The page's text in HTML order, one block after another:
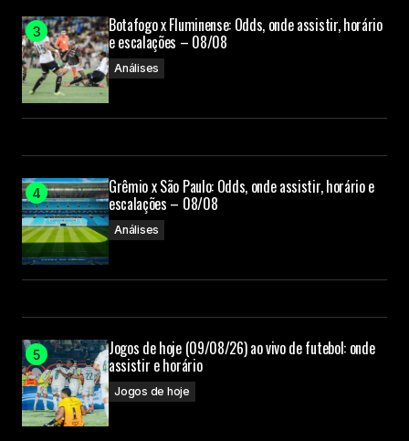
Botafogo x Fluminense: Odds, onde assistir, horário
e escalações – 08/08
Análises
Grêmio x São Paulo: Odds, onde assistir, horário e
escalações – 08/08
Análises
Jogos de hoje (09/08/26) ao vivo de futebol: onde
assistir e horário
Jogos de hoje